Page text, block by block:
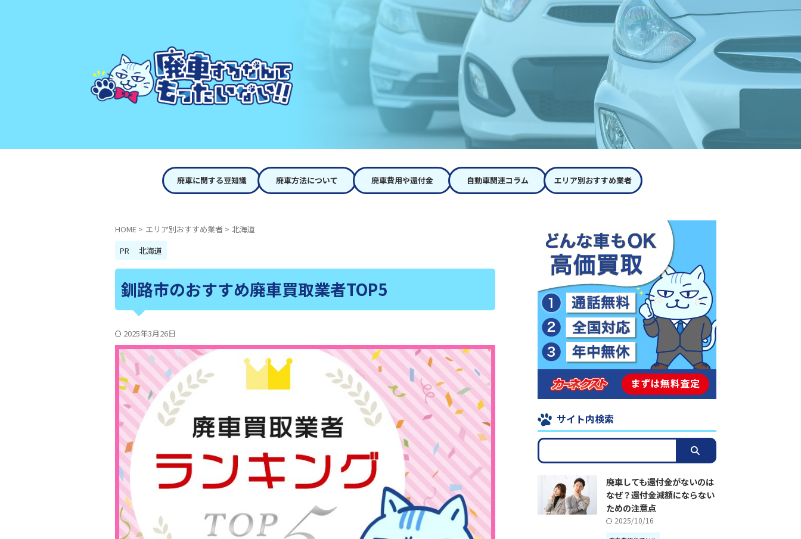
廃車に関する豆知識 廃車方法について 廃車費用や還付金 自動車関連コラム エリア別おすすめ業者
HOME > エリア別おすすめ業者 > 北海道
PR
北海道
釧路市のおすすめ廃車買取業者TOP5
2025年3月26日
サイト内検索
廃車しても還付金がないのは
なぜ？還付金減額にならない
ための注意点
2025/10/16